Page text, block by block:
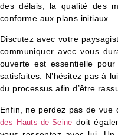
des délais, la qualité des
conforme aux plans initiaux.
Discutez avec votre
communiquer avec vous
ouverte est essentielle
satisfaites. N’hésitez pas à
du processus afin d’être
Enfin, ne perdez pas de vue
des Hauts-de-Seine doit